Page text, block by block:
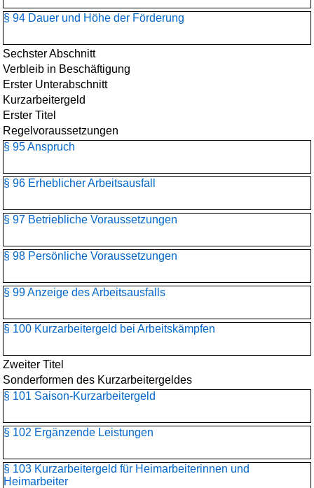
§ 94 Dauer und Höhe der Förderung
Sechster Abschnitt
Verbleib in Beschäftigung
Erster Unterabschnitt
Kurzarbeitergeld
Erster Titel
Regelvoraussetzungen
§ 95 Anspruch
§ 96 Erheblicher Arbeitsausfall
§ 97 Betriebliche Voraussetzungen
§ 98 Persönliche Voraussetzungen
§ 99 Anzeige des Arbeitsausfalls
§ 100 Kurzarbeitergeld bei Arbeitskämpfen
Zweiter Titel
Sonderformen des Kurzarbeitergeldes
§ 101 Saison-Kurzarbeitergeld
§ 102 Ergänzende Leistungen
§ 103 Kurzarbeitergeld für Heimarbeiterinnen und
Heimarbeiter